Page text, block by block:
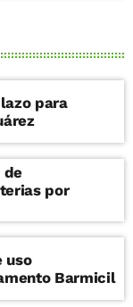
de boxeo
pretende que
a todas las
y los
a divertir y
el
Morón Vidal.
deben
energía para
en el
en Morelia,
para
de
por
uso
Barmicil